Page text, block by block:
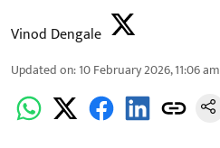
Vinod Dengale
Updated on:10 February 2026, 11:06 am